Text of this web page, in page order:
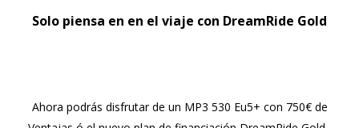
Solo piensa en en el viaje con DreamRide Gold
Ahora podrás disfrutar de un MP3 530 Eu5+ con 750€ de